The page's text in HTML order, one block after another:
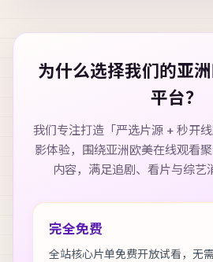
为什么选择我们的亚
平台？
我们专注打造「严选片源 + 秒开
影体验，围绕亚洲欧美在线观看
内容，满足追剧、看片与综艺
完全免费
全站核心片单免费开放试看，无